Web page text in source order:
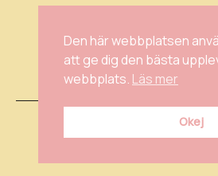
FACEBOOK
Den här webbplatsen
att ge dig den bästa
webbplats. Läs mer
Okej